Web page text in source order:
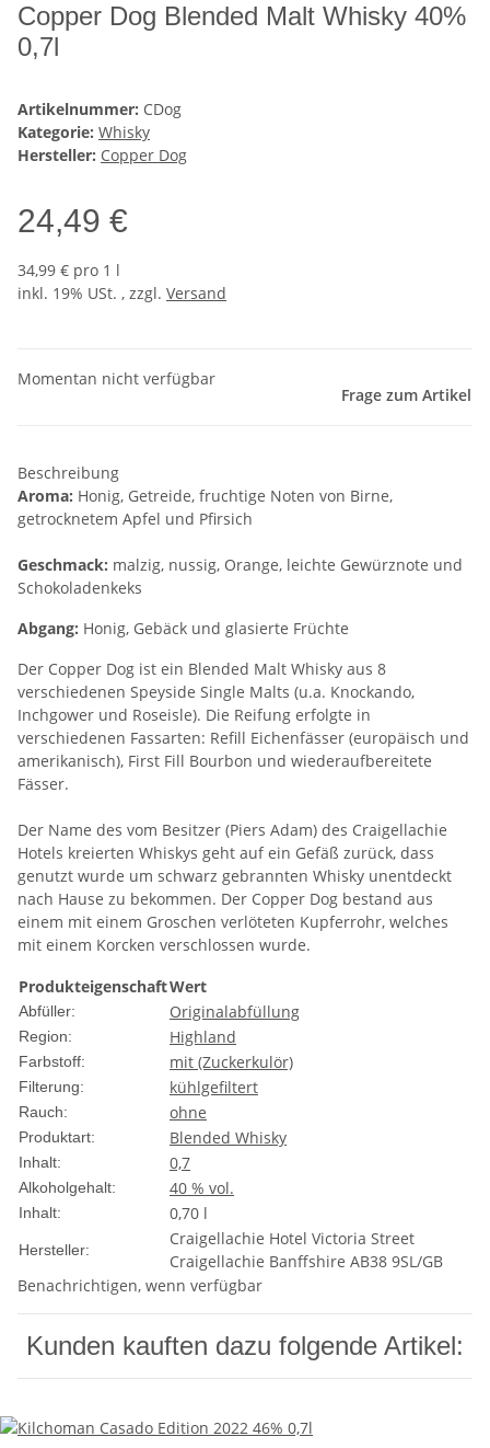
Copper Dog Blended Malt Whisky 40%
0,7l
Artikelnummer: CDog
Kategorie: Whisky
Hersteller: Copper Dog
24,49 €
34,99 € pro 1 l
inkl. 19% USt. , zzgl. Versand
Momentan nicht verfügbar
Frage zum Artikel
Beschreibung
Aroma: Honig, Getreide, fruchtige Noten von Birne,
getrocknetem Apfel und Pfirsich
Geschmack: malzig, nussig, Orange, leichte Gewürznote und
Schokoladenkeks
Abgang: Honig, Gebäck und glasierte Früchte
Der Copper Dog ist ein Blended Malt Whisky aus 8
verschiedenen Speyside Single Malts (u.a. Knockando,
Inchgower und Roseisle). Die Reifung erfolgte in
verschiedenen Fassarten: Refill Eichenfässer (europäisch und
amerikanisch), First Fill Bourbon und wiederaufbereitete
Fässer.
Der Name des vom Besitzer (Piers Adam) des Craigellachie
Hotels kreierten Whiskys geht auf ein Gefäß zurück, dass
genutzt wurde um schwarz gebrannten Whisky unentdeckt
nach Hause zu bekommen. Der Copper Dog bestand aus
einem mit einem Groschen verlöteten Kupferrohr, welches
mit einem Korcken verschlossen wurde.
ProdukteigenschaftWert
Abfüller: Originalabfüllung
Region: Highland
Farbstoff: mit (Zuckerkulör)
Filterung: kühlgefiltert
Rauch: ohne
Produktart: Blended Whisky
Inhalt: 0,7
Alkoholgehalt: 40 % vol.
Inhalt: 0,70 l
Hersteller:
Craigellachie Hotel Victoria Street
Craigellachie Banffshire AB38 9SL/GB
Benachrichtigen, wenn verfügbar
Kunden kauften dazu folgende Artikel: